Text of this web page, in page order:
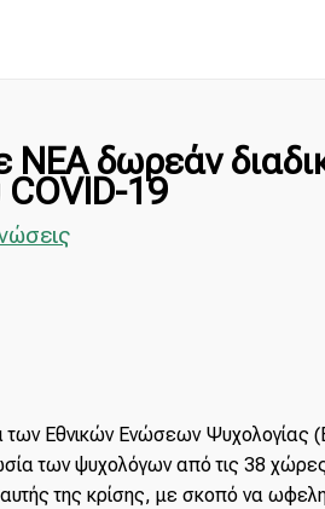
δωρεάν
COVID-19
Εθνικών Ενώσεων Ψυχολογίας
των ψυχολόγων από τις 38
της κρίσης, με σκοπό να